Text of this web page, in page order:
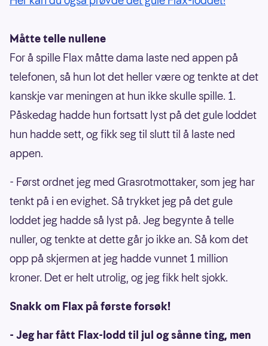
Måtte telle nullene
For å spille Flax måtte dama laste ned appen på
telefonen, så hun lot det heller være og tenkte at det
kanskje var meningen at hun ikke skulle spille. 1.
Påskedag hadde hun fortsatt lyst på det gule loddet
hun hadde sett, og fikk seg til slutt til å laste ned
appen.
- Først ordnet jeg med Grasrotmottaker, som jeg har
tenkt på i en evighet. Så trykket jeg på det gule
loddet jeg hadde så lyst på. Jeg begynte å telle
nuller, og tenkte at dette går jo ikke an. Så kom det
opp på skjermen at jeg hadde vunnet 1 million
kroner. Det er helt utrolig, og jeg fikk helt sjokk.
Snakk om Flax på første forsøk!
- Jeg har fått Flax-lodd til jul og sånne ting, men